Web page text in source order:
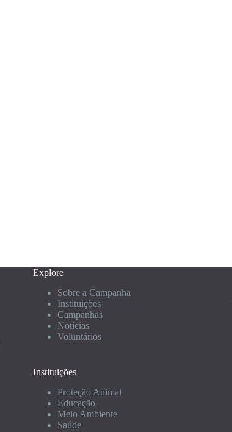
Explore
Sobre a Campanha
Instituições
Campanhas
Notícias
Voluntários
Instituições
Proteção Animal
Educação
Meio Ambiente
Saúde